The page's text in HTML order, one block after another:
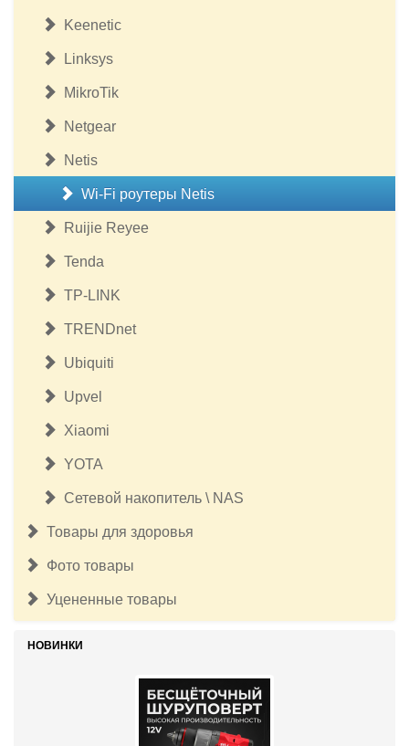
Keenetic
Linksys
MikroTik
Netgear
Netis
Wi-Fi роутеры Netis
Ruijie Reyee
Tenda
TP-LINK
TRENDnet
Ubiquiti
Upvel
Xiaomi
YOTA
Сетевой накопитель \ NAS
Товары для здоровья
Фото товары
Уцененные товары
НОВИНКИ